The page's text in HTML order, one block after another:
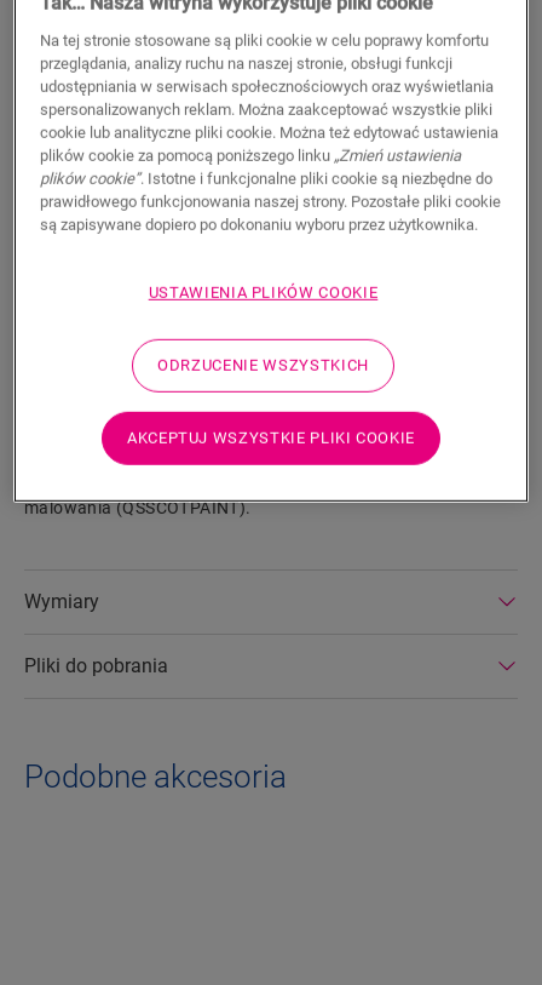
17,80PLN/m
Sugerowana cena brutto
WYSZUKAJ
Właściwości produktu
dopasowana do koloru podłogi. Listwa przypodłogowa może
być również przydatna jako wykończenie w połączeniu z
istniejącymi listwami. Łatwy montaż za pomocą kleju One4All.
Aby uzyskać wodoszczelne wykończenie, można połączyć ją z
paskami piankowymi Foamstrip, Hydrokit i Hydrostrip. Listwa
malowania (QSSCOTPAINT).
Wymiary
Pliki do pobrania
Podobne akcesoria
Na tej stronie stosowane są pliki cookie w celu poprawy komfortu
przeglądania, analizy ruchu na naszej stronie, obsługi funkcji
udostępniania w serwisach społecznościowych oraz wyświetlania
spersonalizowanych reklam. Można zaakceptować wszystkie pliki
cookie lub analityczne pliki cookie. Można też edytować ustawienia
plików cookie za pomocą poniższego linku „Zmień ustawienia
plików cookie”. Istotne i funkcjonalne pliki cookie są niezbędne do
prawidłowego funkcjonowania naszej strony. Pozostałe pliki cookie
są zapisywane dopiero po dokonaniu wyboru przez użytkownika.
USTAWIENIA PLIKÓW COOKIE
ODRZUCENIE WSZYSTKICH
AKCEPTUJ WSZYSTKIE PLIKI COOKIE